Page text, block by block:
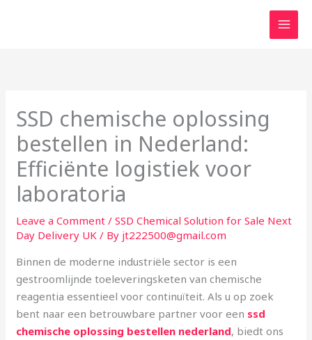
SSD chemische oplossing
bestellen in Nederland:
Efficiënte logistiek voor
laboratoria
Leave a Comment /SSD Chemical Solution for Sale Next
Day Delivery UK / By jt222500@gmail.com
Binnen de moderne industriële sector is een
gestroomlijnde toeleveringsketen van chemische
reagentia essentieel voor continuïteit. Als u op zoek
bent naar een betrouwbare partner voor een ssd
chemische oplossing bestellen nederland, biedt ons